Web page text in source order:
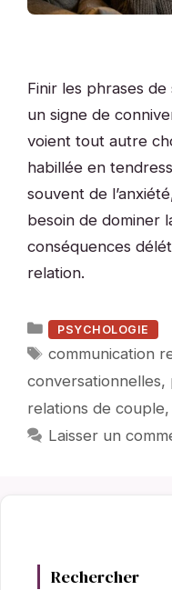
Finir les phrases
un signe de
voient tout autre
habillée en
souvent de
besoin de dominer
conséquences
relation.
Catégories
PSYCHOLOGIE
Étiquettes
communication
conversationnelles,
relations de couple,
Laisser un
Rechercher